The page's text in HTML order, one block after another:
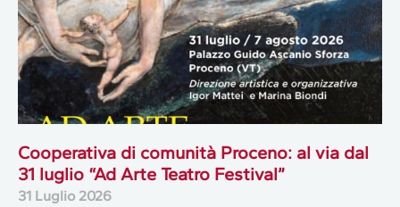
Cooperativa di comunità Proceno: al via dal
31 luglio “Ad Arte Teatro Festival”
31 Luglio 2026